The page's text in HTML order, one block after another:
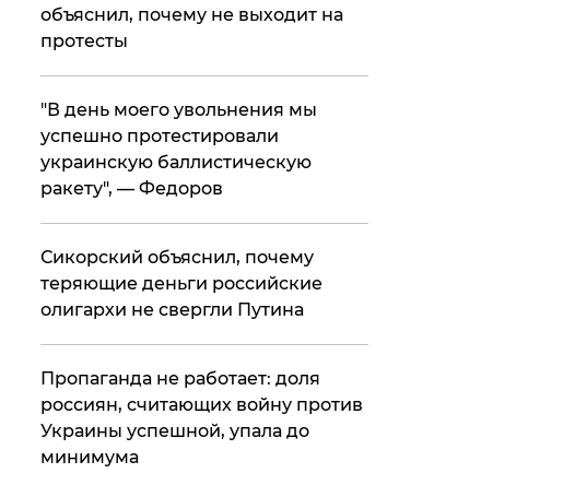
объяснил, почему не выходит на
протесты
​"В день моего увольнения мы
успешно протестировали
украинскую баллистическую
ракету", — Федоров
Сикорский объяснил, почему
теряющие деньги российские
олигархи не свергли Путина
​Пропаганда не работает: доля
россиян, считающих войну против
Украины успешной, упала до
минимума